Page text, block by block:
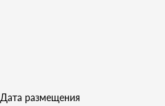
Дата размещения